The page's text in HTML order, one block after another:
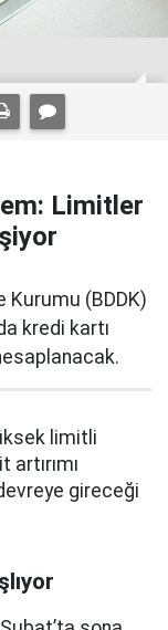
Limitler
Kurumu (BDDK)
kredi kartı
limitli
gireceği